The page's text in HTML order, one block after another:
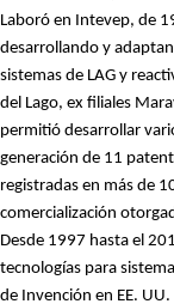
Laboró en Intevep, de
desarrollando y
sistemas de LAG y
del Lago, ex filiales
permitió desarrollar
generación de 11
registradas en más de
comercialización
Desde 1997 hasta el
tecnologías para
de Invención en EE.